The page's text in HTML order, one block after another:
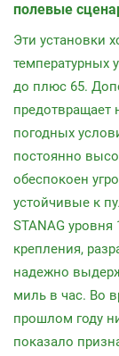
полевые
Эти установки
температурных
до плюс 65.
предотвращает
погодных
постоянно
обеспокоен
устойчивые к
STANAG
крепления,
надежно
миль в час. Во
прошлом году
показало